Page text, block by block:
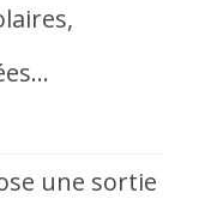
une sortie